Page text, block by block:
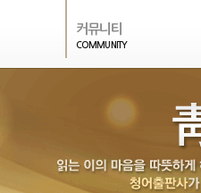
커뮤니티
COMMUNITY